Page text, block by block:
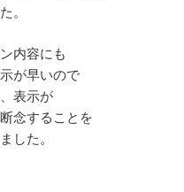
。
内容にも
が早いので
表示が
念することを
した。